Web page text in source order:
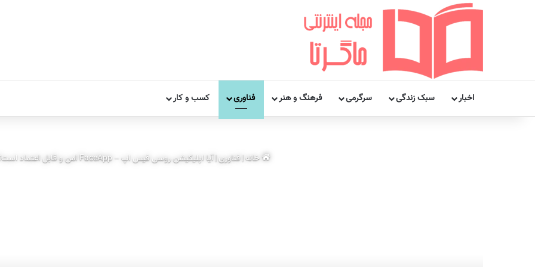
اخبار سبک زندگی سرگرمی فرهنگ و هنر فناوری کسب و کار
خانه|فناوری|آیا اپلیکیشن روسی فیس اپ – FaceApp امن و قابل اعتماد است؟